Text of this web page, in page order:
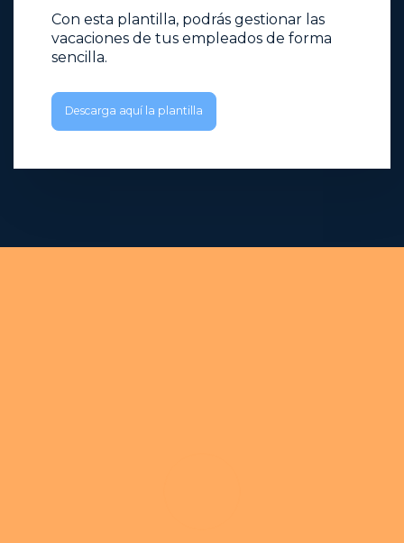
Con esta plantilla, podrás gestionar las
vacaciones de tus empleados de forma
sencilla.
Descarga aquí la plantilla